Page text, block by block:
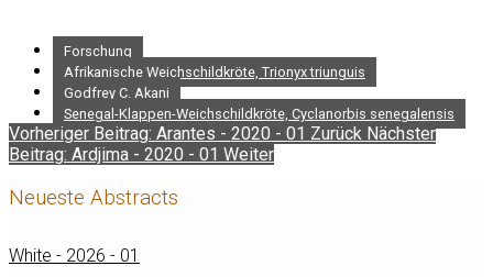
Forschung
Afrikanische Weichschildkröte, Trionyx triunguis
Godfrey C. Akani
Senegal-Klappen-Weichschildkröte, Cyclanorbis senegalensis
Vorheriger Beitrag: Arantes - 2020 - 01 Zurück Nächster
Beitrag: Ardjima - 2020 - 01 Weiter
Neueste Abstracts
White - 2026 - 01